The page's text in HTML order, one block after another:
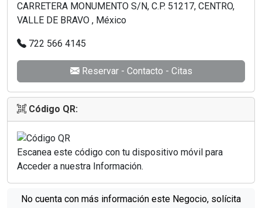
CARRETERA MONUMENTO S/N, C.P. 51217, CENTRO,
VALLE DE BRAVO , México
722 566 4145
Reservar - Contacto - Citas
Código QR:
Escanea este código con tu dispositivo móvil para
Acceder a nuestra Información.
No cuenta con más información este Negocio, solícita